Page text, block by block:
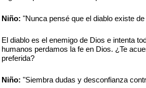
Niño: "Nunca pensé que el diablo existe
El diablo es el enemigo de Dios e intenta
humanos perdamos la fe en Dios. ¿Te
preferida?
Niño: "Siembra dudas y desconfianza